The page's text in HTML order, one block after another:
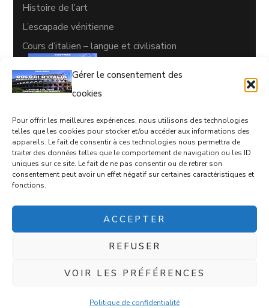
Gérer le consentement des
cookies
Pour offrir les meilleures expériences, nous utilisons des technologies
telles que les cookies pour stocker et/ou accéder aux informations des
appareils. Le fait de consentir à ces technologies nous permettra de
traiter des données telles que le comportement de navigation ou les ID
uniques sur ce site. Le fait de ne pas consentir ou de retirer son
consentement peut avoir un effet négatif sur certaines caractéristiques et
fonctions.
ACCEPTER
REFUSER
VOIR LES PRÉFÉRENCES
Politique de confidentialité
Histoire de l’art
L’escapade vénitienne
Cours d’italien – langue et civilisation
CONTACTS
05 63 35 77 08
coloriditalia@orange.fr
17 rue d'Empare, Castres, 81100
Mentions légales -
Blossom Chic - Développé
Politique de confidentialité